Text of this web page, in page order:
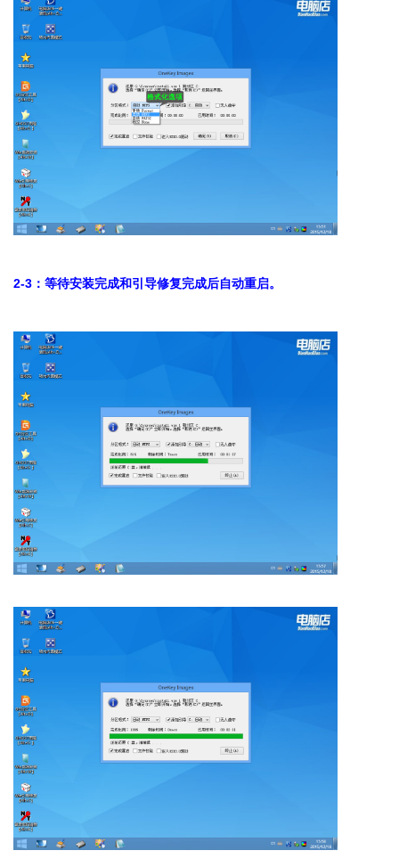
2-3：等待安装完成和引导修复完成后自动重启。